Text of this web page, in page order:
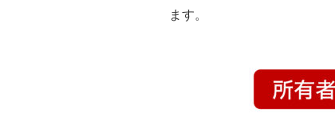
ます。